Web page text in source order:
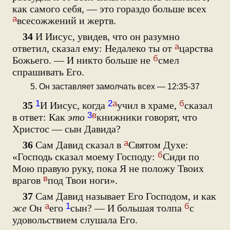
как самого себя, — это гораздо больше всех
авсесожжений и жертв.
34 И Иисус, увидев, что он разумно
ответил, сказал ему: Недалеко ты от ацарства
Божьего. — И никто больше не бсмел
спрашивать Его.
5. Он заставляет замолчать всех — 12:35-37
35 1И Иисус, когда 2аучил в храме, бсказал
в ответ: Как это 3вкнижники говорят, что
Христос — сын Давида?
36 Сам Давид сказал в аСвятом Духе:
«Господь сказал моему Господу: бСиди по
Мою правую руку, пока Я не положу Твоих
врагов впод Твои ноги».
37 Сам Давид называет Его Господом, и как
же Он аего 1сын? — И большая толпа бс
удовольствием слушала Его.